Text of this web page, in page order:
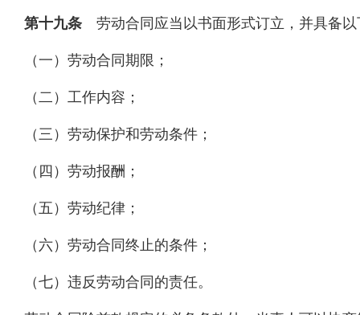
第十九条 劳动合同应当以书面形式订立，并具备以
（一）劳动合同期限；
（二）工作内容；
（三）劳动保护和劳动条件；
（四）劳动报酬；
（五）劳动纪律；
（六）劳动合同终止的条件；
（七）违反劳动合同的责任。